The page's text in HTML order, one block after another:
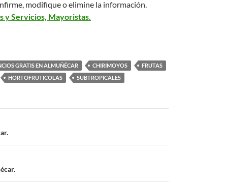
modifique o elimine la información.
y Servicios, Mayoristas.
GRATIS EN ALMUÑÉCAR CHIRIMOYOS
FRUTAS
HORTOFRUTICOLAS SUBTROPICALES